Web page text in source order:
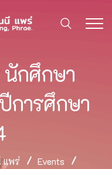
กศึกษา
การศึกษา
แพร่
Events